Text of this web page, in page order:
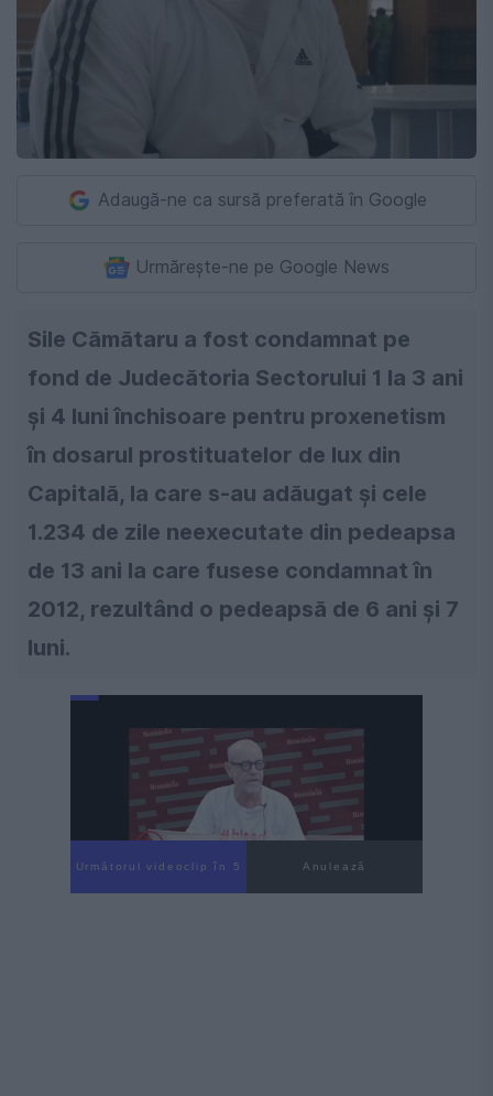
Adaugă-ne ca sursă preferată în Google
Urmărește-ne pe Google News
Sile Cămătaru a fost condamnat pe
fond de Judecătoria Sectorului 1 la 3 ani
şi 4 luni închisoare pentru proxenetism
în dosarul prostituatelor de lux din
Capitală, la care s-au adăugat şi cele
1.234 de zile neexecutate din pedeapsa
de 13 ani la care fusese condamnat în
2012, rezultând o pedeapsă de 6 ani şi 7
luni.
Următorul videoclip în 4 Anulează